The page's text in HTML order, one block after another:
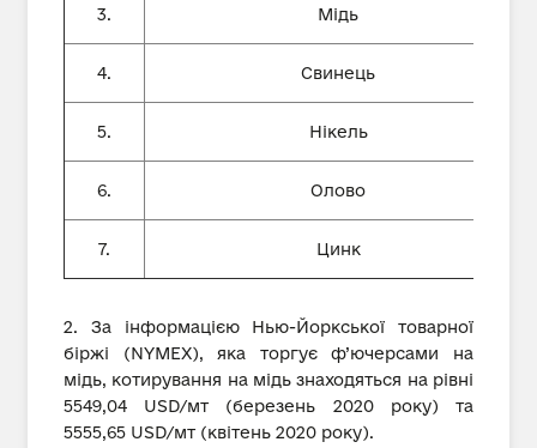
3. Мідь
4. Свинець
5. Нікель
6. Олово
7. Цинк
2. За інформацією Нью-Йоркської товарної
біржі (NYMEX), яка торгує ф’ючерсами на
мідь, котирування на мідь знаходяться на рівні
5549,04 USD/мт (березень 2020 року) та
5555,65 USD/мт (квітень 2020 року).